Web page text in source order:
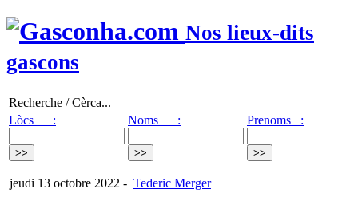
Nos lieux-dits
gascons
Recherche / Cèrca...
Lòcs :
Noms : Prenoms :
jeudi 13 octobre 2022 - Tederic Merger